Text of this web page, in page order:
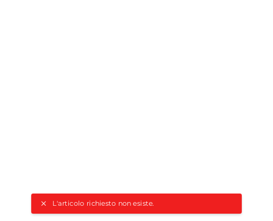
L'articolo richiesto non esiste.